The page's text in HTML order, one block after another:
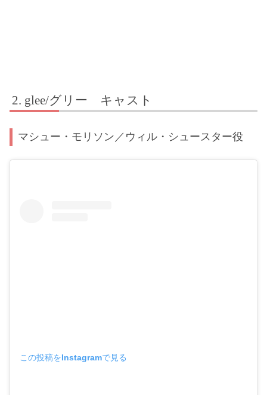
glee/グリー キャスト
マシュー・モリソン／ウィル・シュースター役
この投稿をInstagramで見る